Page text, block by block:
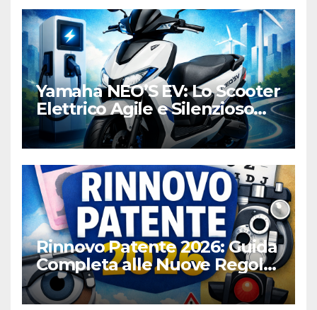
Yamaha NEO’S EV: Lo Scooter
Elettrico Agile e Silenzioso
per la Città
Rinnovo Patente 2026: Guida
Completa alle Nuove Regole,
Digitalizzazione e Costi